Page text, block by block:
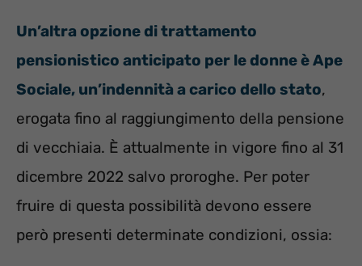
Un’altra opzione di trattamento
pensionistico anticipato per le donne è Ape
Sociale, un’indennità a carico dello stato,
erogata fino al raggiungimento della pensione
di vecchiaia. È attualmente in vigore fino al 31
dicembre 2022 salvo proroghe. Per poter
fruire di questa possibilità devono essere
però presenti determinate condizioni, ossia: